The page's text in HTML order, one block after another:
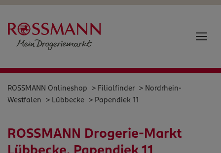
ROSSMANN Onlineshop > Filialfinder> Nordrhein-
Westfalen > Lübbecke > Papendiek 11
ROSSMANN Drogerie-Markt